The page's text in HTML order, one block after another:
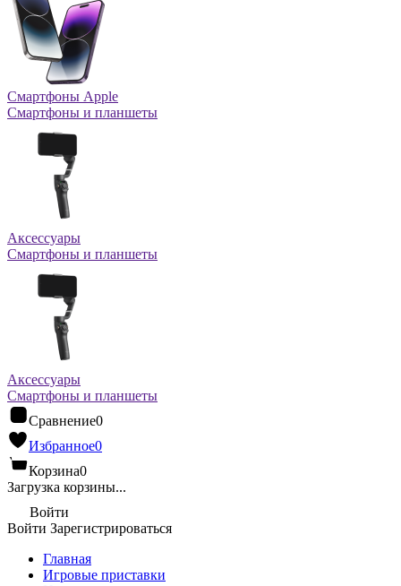
Смартфоны Apple
Смартфоны и планшеты
Аксессуары
Смартфоны и планшеты
Аксессуары
Смартфоны и планшеты
Сравнение0
Избранное0
Корзина0
Загрузка корзины...
Войти
Войти Зарегистрироваться
Главная
Игровые приставки